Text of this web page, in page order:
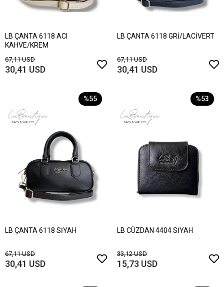
LB ÇANTA 6118 ACI
KAHVE/KREM
67,11 USD
30,41 USD
LB ÇANTA 6118 GRİ/LACİVERT
67,11 USD
30,41 USD
%55
LB ÇANTA 6118 SİYAH
67,11 USD
30,41 USD
%53
LB CÜZDAN 4404 SİYAH
33,12 USD
15,73 USD